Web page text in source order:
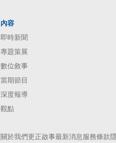
內容
即時新聞
專題策展
數位敘事
當期節目
深度報導
觀點
關於我們更正啟事最新消息服務條款